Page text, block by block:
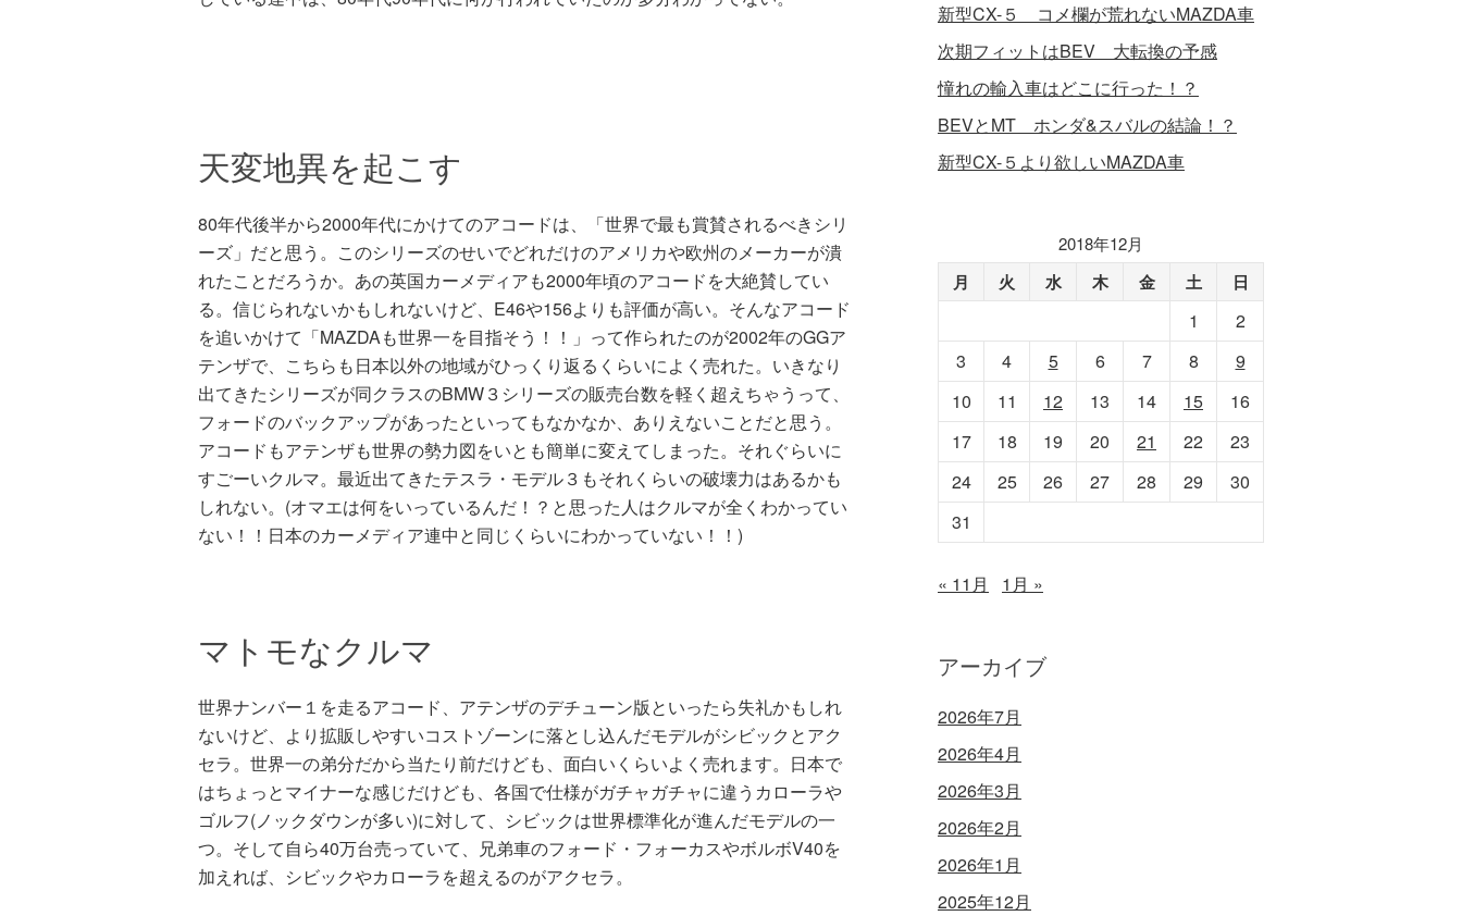
天変地異を起こす
80年代後半から2000年代にかけてのアコードは、「世界で最も賞賛されるべきシリ
ーズ」だと思う。このシリーズのせいでどれだけのアメリカや欧州のメーカーが潰
れたことだろうか。あの英国カーメディアも2000年頃のアコードを大絶賛してい
る。信じられないかもしれないけど、E46や156よりも評価が高い。そんなアコード
を追いかけて「MAZDAも世界一を目指そう！！」って作られたのが2002年のGGア
テンザで、こちらも日本以外の地域がひっくり返るくらいによく売れた。いきなり
出てきたシリーズが同クラスのBMW３シリーズの販売台数を軽く超えちゃうって、
フォードのバックアップがあったといってもなかなか、ありえないことだと思う。
アコードもアテンザも世界の勢力図をいとも簡単に変えてしまった。それぐらいに
すごーいクルマ。最近出てきたテスラ・モデル３もそれくらいの破壊力はあるかも
しれない。(オマエは何をいっているんだ！？と思った人はクルマが全くわかってい
ない！！日本のカーメディア連中と同じくらいにわかっていない！！)
マトモなクルマ
世界ナンバー１を走るアコード、アテンザのデチューン版といったら失礼かもしれ
ないけど、より拡販しやすいコストゾーンに落とし込んだモデルがシビックとアク
セラ。世界一の弟分だから当たり前だけども、面白いくらいよく売れます。日本で
はちょっとマイナーな感じだけども、各国で仕様がガチャガチャに違うカローラや
ゴルフ(ノックダウンが多い)に対して、シビックは世界標準化が進んだモデルの一
つ。そして自ら40万台売っていて、兄弟車のフォード・フォーカスやボルボV40を
加えれば、シビックやカローラを超えるのがアクセラ。
新型CX-５ コメ欄が荒れないMAZDA車
次期フィットはBEV 大転換の予感
憧れの輸入車はどこに行った！？
BEVとMT ホンダ&スバルの結論！？
新型CX-５より欲しいMAZDA車
2018年12月
月 火 水 木 金 土 日
1
2
3
4 5 6 7 8
9
10
11 12 13 14 15
16
17
18 19 20 21 22
23
24
25 26 27 28 29
30
31
« 11月 1月 »
アーカイブ
2026年7月
2026年4月
2026年3月
2026年2月
2026年1月
2025年12月